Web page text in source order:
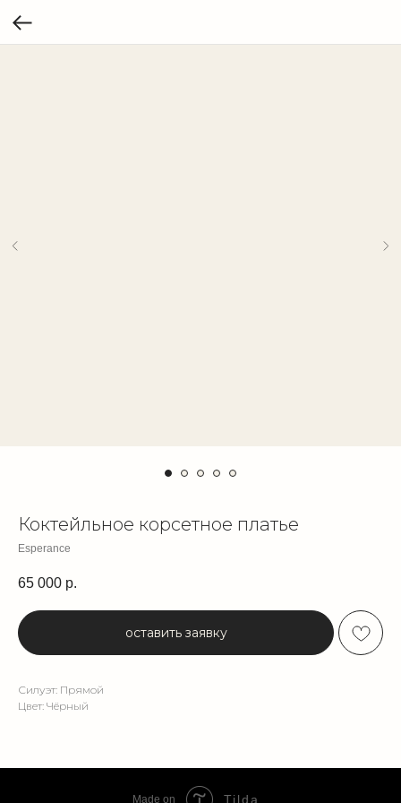
Коктейльное корсетное платье
Esperance
65 000 р.
оставить заявку
Силуэт: Прямой
Цвет: Чёрный
Made on Tilda